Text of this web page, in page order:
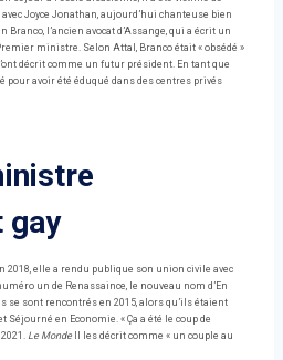
Joyce Jonathan, aujourd’hui chanteuse bien
l’ancien avocat d’Assange, qui a écrit un
ministre. Selon Attal, Branco était « obsédé »
décrit comme un futur président. En tant que
pour avoir été éduqué dans des centres privés
gay
2018, elle a rendu publique son union civile avec
un de Renassaince, le nouveau nom d’En
se sont rencontrés en 2015, alors qu’ils étaient
en Economie. « Ça a été le coup de
Le Monde Il les décrit comme « un couple au